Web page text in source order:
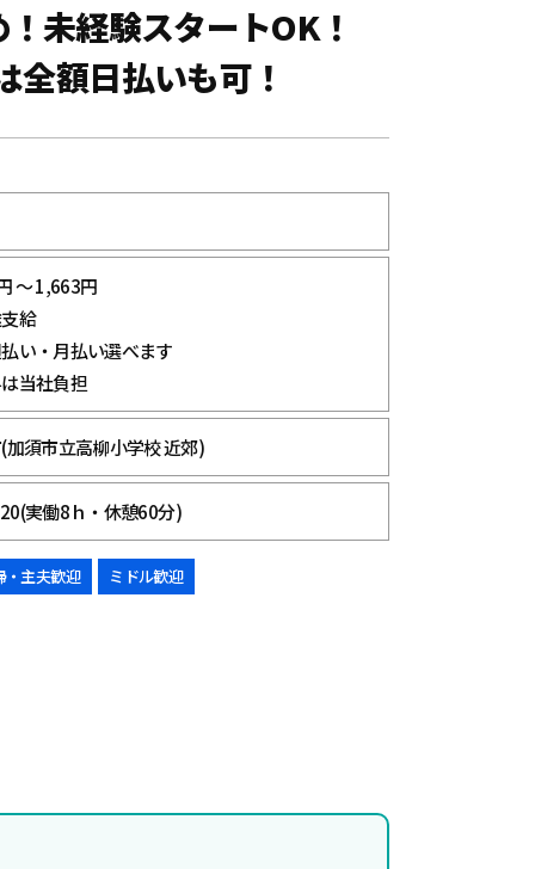
未経験スタートOK！
額日払いも可！
～ 1,663円
給
い・月払い選べます
当社負担
須市立高柳小学校 近郊)
実働8ｈ・休憩60分)
・主夫歓迎 ミドル歓迎